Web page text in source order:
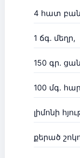
4 հատ
1 ճգ. մեղր,
150 գր.
100 մգ.
լիմոնի
քերած